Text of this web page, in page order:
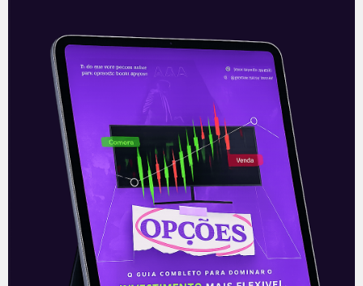
Resultado do Jack in the box
(JACK)
A rede de fast-food americana Jack in
the box (JACK) anunciou nesta quarta-
feira (12), após o fechamento dos
mercados, seus resultados do segundo
trimestre do